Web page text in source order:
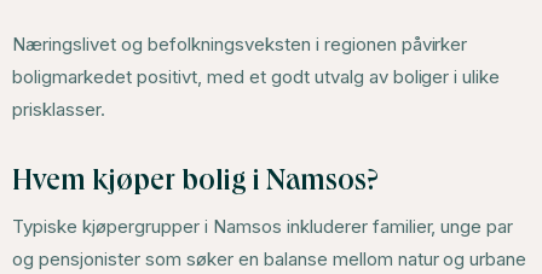
Næringslivet og befolkningsveksten i regionen påvirker
boligmarkedet positivt, med et godt utvalg av boliger i ulike
prisklasser.
Hvem kjøper bolig i Namsos?
Typiske kjøpergrupper i Namsos inkluderer familier, unge par
og pensjonister som søker en balanse mellom natur og urbane